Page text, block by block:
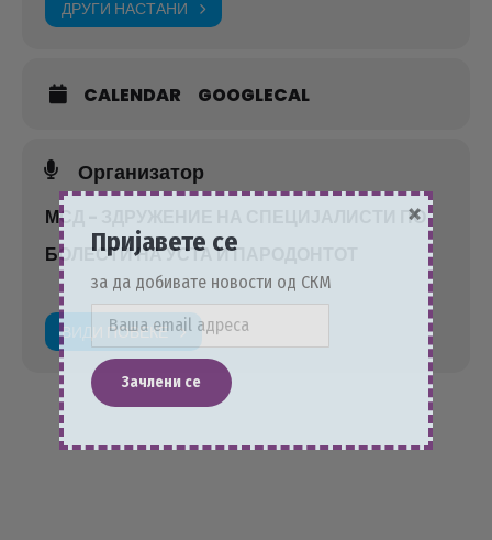
ДРУГИ НАСТАНИ
CALENDAR GOOGLECAL
Организатор
МСД - ЗДРУЖЕНИЕ НА СПЕЦИЈАЛИСТИ ПО
БОЛЕСТИ НА УСТА И ПАРОДОНТОТ
ВИДИ ПОВЕЌЕ
Пријавете се
за да добивате новости од СКМ
×